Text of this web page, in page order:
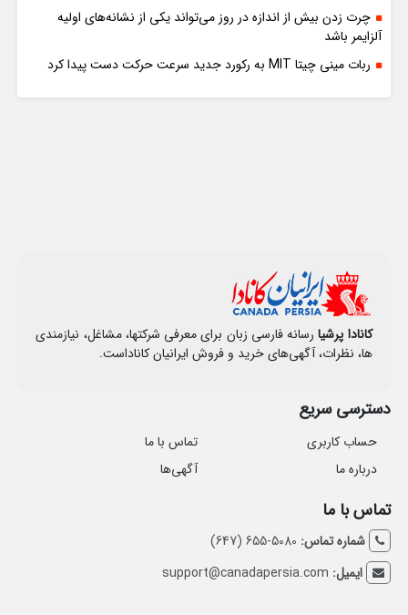
چرت زدن بیش از اندازه در روز می‌تواند یکی از نشانه‌های اولیه
آلزایمر باشد
ربات مینی چیتا MIT به رکورد جدید سرعت حرکت دست پیدا کرد
کانادا پرشیارسانه فارسی زبان برای معرفی شرکتها، مشاغل، نیازمندی‌
ها، نظرات، آگهی‌های خرید و فروش ایرانیان کاناداست.
دسترسی سریع
حساب کاربری
درباره ما
تماس با ما
آگهی‌ها
تماس با ما
شماره تماس: 5080-655 (647)
ایمیل: support@canadapersia.com